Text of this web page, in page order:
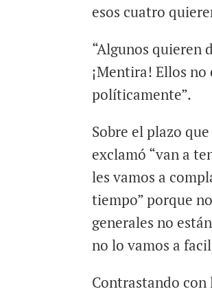
esos cuatro
“Algunos quieren
¡Mentira! Ellos no
políticamente”.
Sobre el plazo
exclamó “van a
les vamos a
tiempo” porque
generales no
no lo vamos a
Contrastando con